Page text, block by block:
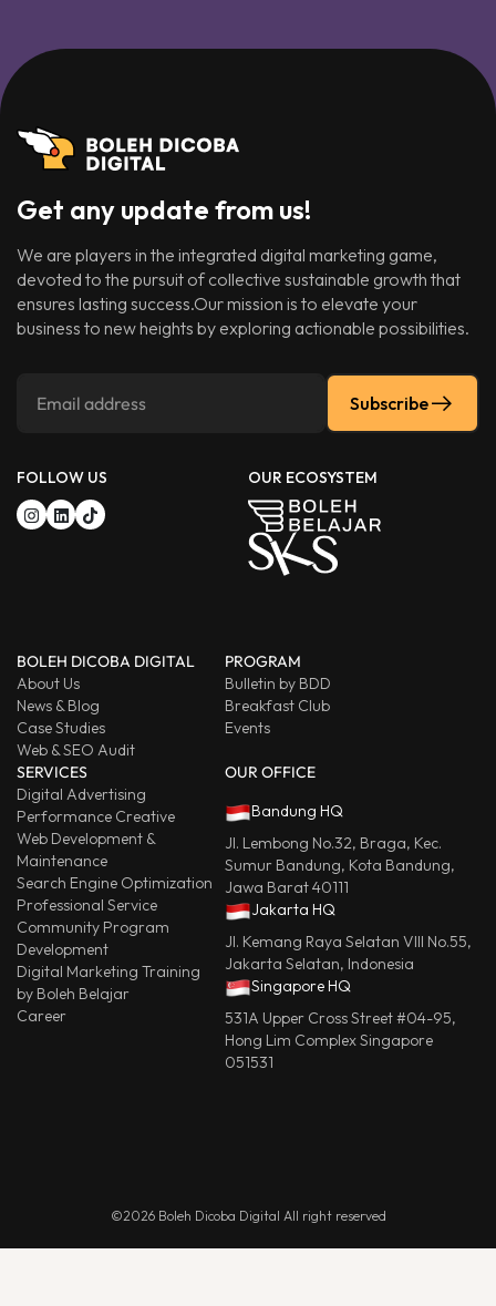
Get any update from us!
We are players in the integrated digital marketing game,
devoted to the pursuit of collective sustainable growth that
ensures lasting success.Our mission is to elevate your
business to new heights by exploring actionable possibilities.
Subscribe
FOLLOW US OUR ECOSYSTEM
BOLEH DICOBA DIGITAL
About Us
News & Blog
Case Studies
Web & SEO Audit
PROGRAM
Bulletin by BDD
Breakfast Club
Events
SERVICES
Digital Advertising
Performance Creative
Web Development &
Maintenance
Search Engine Optimization
Professional Service
Community Program
Development
Digital Marketing Training
by Boleh Belajar
Career
OUR OFFICE
Bandung HQ
Jl. Lembong No.32, Braga, Kec.
Sumur Bandung, Kota Bandung,
Jawa Barat 40111
Jakarta HQ
Jl. Kemang Raya Selatan VIII No.55,
Jakarta Selatan, Indonesia
Singapore HQ
531A Upper Cross Street #04-95,
Hong Lim Complex Singapore
051531
©2026 Boleh Dicoba Digital All right reserved